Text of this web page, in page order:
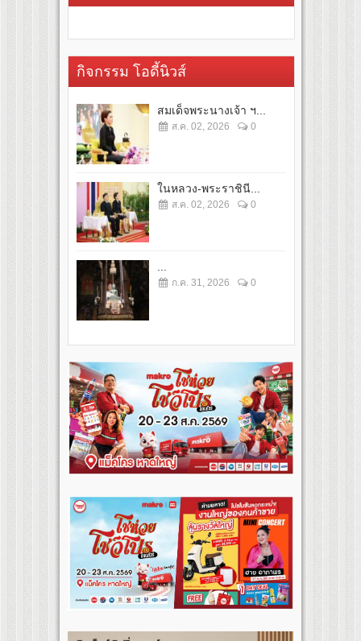
กิจกรรม โอดี้นิวส์
สมเด็จพระนางเจ้า ฯ...
ส.ค. 02, 2026 0
ในหลวง-พระราชินี...
ส.ค. 02, 2026 0
ก.ค. 31, 2026 0